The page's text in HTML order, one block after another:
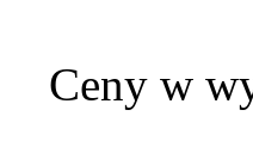
Ceny w